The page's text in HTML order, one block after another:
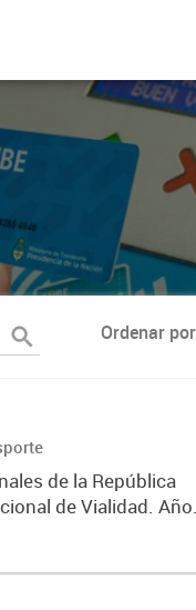
Ordenar por
de la República
de Vialidad. Año